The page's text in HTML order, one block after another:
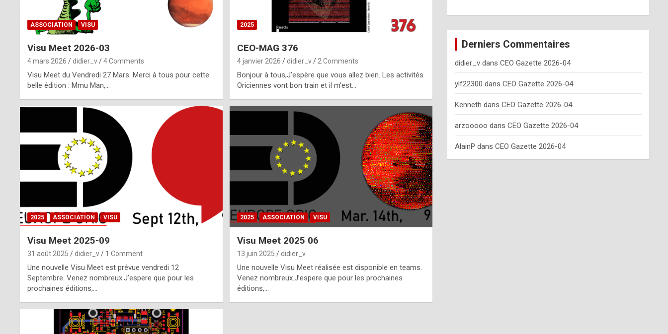
m
ASSOCIATION VISU
Visu Meet 2026-03
4 mars 2026 didier_v 4 Comments
Visu Meet du Vendredi 27 Mars. Merci à tous pour cette
belle édition : Mmu Man,…
2025
CEO-MAG 376
4 janvier 2026 didier_v 2 Comments
Bonjour à tous,J’espère que vous allez bien. Les activités
Oriciennes vont bon train et il m’est…
2025 ASSOCIATION VISU
Visu Meet 2025-09
31 août 2025 didier_v 1 Comment
Une nouvelle Visu Meet est prévue vendredi 12
Septembre. Venez nombreux.J’espere que pour les
prochaines éditions,…
2025 ASSOCIATION VISU
Visu Meet 2025 06
13 juin 2025 didier_v
Une nouvelle Visu Meet réalisée est disponible en teams.
Venez nombreux.J’espere que pour les prochaines
éditions,…
Derniers Commentaires
didier_vdans CEO Gazette 2026-04
ylf22300 dans CEO Gazette 2026-04
Kenneth dans CEO Gazette 2026-04
arzooooo dans CEO Gazette 2026-04
AlainP dans CEO Gazette 2026-04